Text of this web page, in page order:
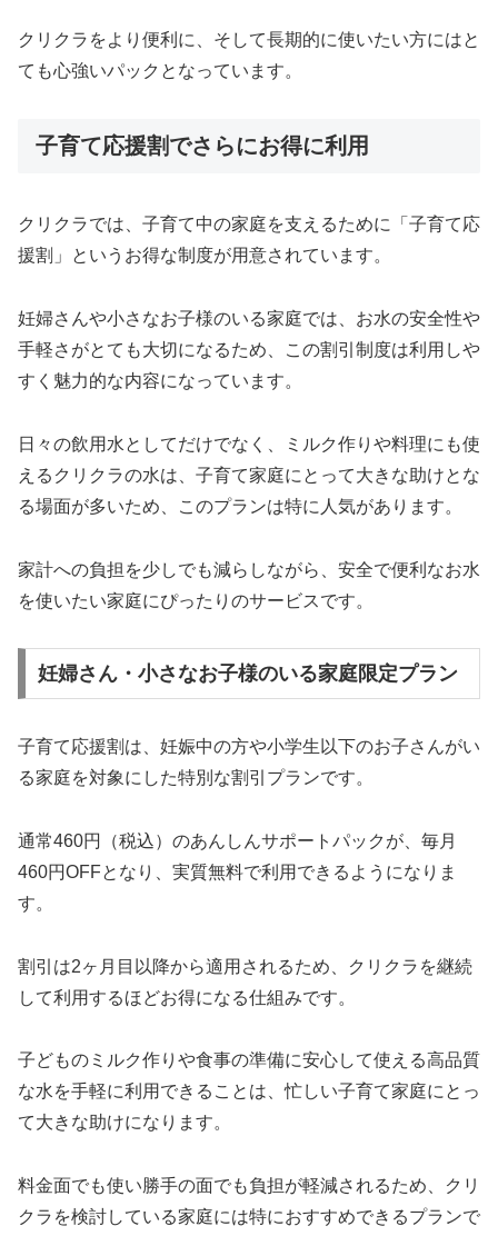
クリクラをより便利に、そして長期的に使いたい方にはと
ても心強いパックとなっています。
子育て応援割でさらにお得に利用
クリクラでは、子育て中の家庭を支えるために「子育て応
援割」というお得な制度が用意されています。
妊婦さんや小さなお子様のいる家庭では、お水の安全性や
手軽さがとても大切になるため、この割引制度は利用しや
すく魅力的な内容になっています。
日々の飲用水としてだけでなく、ミルク作りや料理にも使
えるクリクラの水は、子育て家庭にとって大きな助けとな
る場面が多いため、このプランは特に人気があります。
家計への負担を少しでも減らしながら、安全で便利なお水
を使いたい家庭にぴったりのサービスです。
妊婦さん・小さなお子様のいる家庭限定プラン
子育て応援割は、妊娠中の方や小学生以下のお子さんがい
る家庭を対象にした特別な割引プランです。
通常460円（税込）のあんしんサポートパックが、毎月
460円OFFとなり、実質無料で利用できるようになりま
す。
割引は2ヶ月目以降から適用されるため、クリクラを継続
して利用するほどお得になる仕組みです。
子どものミルク作りや食事の準備に安心して使える高品質
な水を手軽に利用できることは、忙しい子育て家庭にとっ
て大きな助けになります。
料金面でも使い勝手の面でも負担が軽減されるため、クリ
クラを検討している家庭には特におすすめできるプランで